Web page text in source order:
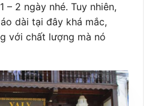
– 2 ngày nhé. Tuy nhiên,
dài tại đây khá mắc,
với chất lượng mà nó